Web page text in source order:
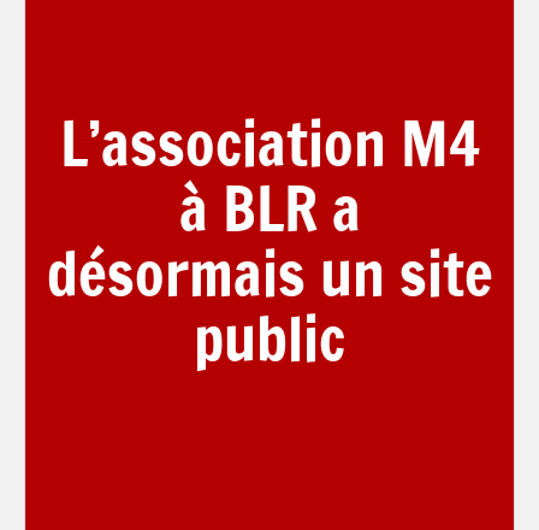
L’association M4
à BLR a
désormais un site
public